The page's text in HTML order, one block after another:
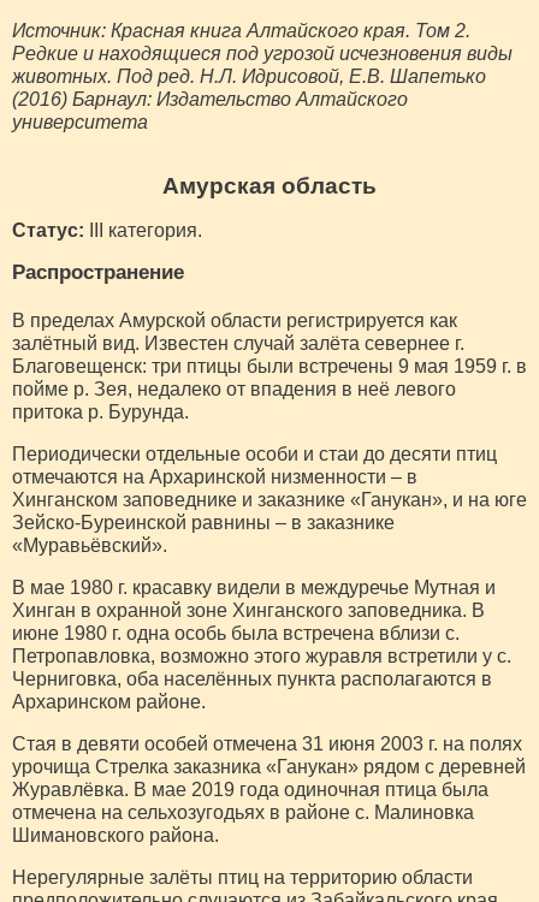
Источник: Красная книга Алтайского края. Том 2.
Редкие и находящиеся под угрозой исчезновения виды
животных. Под ред. Н.Л. Идрисовой, Е.В. Шапетько
(2016) Барнаул: Издательство Алтайского
университета
Амурская область
Статус: III категория.
Распространение
В пределах Амурской области регистрируется как
залётный вид. Известен случай залёта севернее г.
Благовещенск: три птицы были встречены 9 мая 1959 г. в
пойме р. Зея, недалеко от впадения в неё левого
притока р. Бурунда.
Периодически отдельные особи и стаи до десяти птиц
отмечаются на Архаринской низменности – в
Хинганском заповеднике и заказнике «Ганукан», и на юге
Зейско-Буреинской равнины – в заказнике
«Муравьёвский».
В мае 1980 г. красавку видели в междуречье Мутная и
Хинган в охранной зоне Хинганского заповедника. В
июне 1980 г. одна особь была встречена вблизи c.
Петропавловка, возможно этого журавля встретили у с.
Черниговка, оба населённых пункта располагаются в
Архаринском районе.
Стая в девяти особей отмечена 31 июня 2003 г. на полях
урочища Стрелка заказника «Ганукан» рядом с деревней
Журавлёвка. В мае 2019 года одиночная птица была
отмечена на сельхозугодьях в районе с. Малиновка
Шимановского района.
Нерегулярные залёты птиц на территорию области